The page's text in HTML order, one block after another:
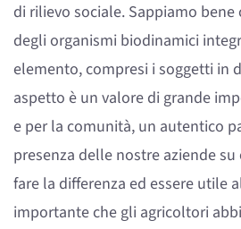
di rilievo sociale. Sappiamo
degli organismi biodinamici
elemento, compresi i soggetti in
aspetto è un valore di grande
e per la comunità, un autentico
presenza delle nostre aziende
fare la differenza ed essere utile
importante che gli agricoltori